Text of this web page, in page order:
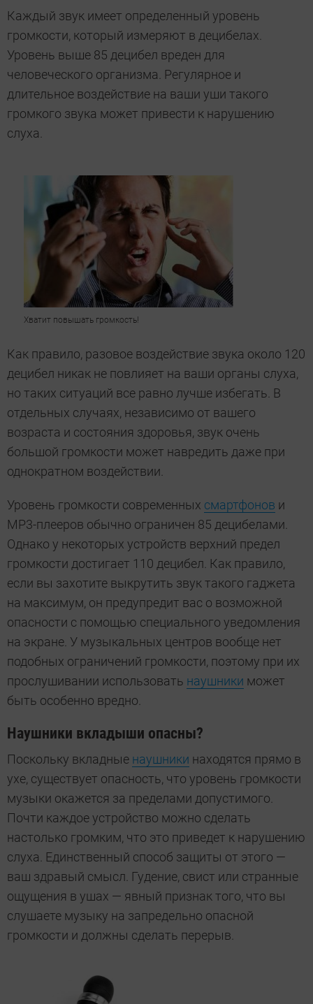
Каждый звук имеет определенный уровень
громкости, который измеряют в децибелах.
Уровень выше 85 децибел вреден для
человеческого организма. Регулярное и
длительное воздействие на ваши уши такого
громкого звука может привести к нарушению
слуха.
Хватит повышать громкость!
Как правило, разовое воздействие звука около 120
децибел никак не повлияет на ваши органы слуха,
но таких ситуаций все равно лучше избегать. В
отдельных случаях, независимо от вашего
возраста и состояния здоровья, звук очень
большой громкости может навредить даже при
однократном воздействии.
Уровень громкости современных смартфонов и
MP3-плееров обычно ограничен 85 децибелами.
Однако у некоторых устройств верхний предел
громкости достигает 110 децибел. Как правило,
если вы захотите выкрутить звук такого гаджета
на максимум, он предупредит вас о возможной
опасности с помощью специального уведомления
на экране. У музыкальных центров вообще нет
подобных ограничений громкости, поэтому при их
прослушивании использовать наушники может
быть особенно вредно.
Наушники вкладыши опасны?
Поскольку вкладные наушники находятся прямо в
ухе, существует опасность, что уровень громкости
музыки окажется за пределами допустимого.
Почти каждое устройство можно сделать
настолько громким, что это приведет к нарушению
слуха. Единственный способ защиты от этого —
ваш здравый смысл. Гудение, свист или странные
ощущения в ушах — явный признак того, что вы
слушаете музыку на запредельно опасной
громкости и должны сделать перерыв.